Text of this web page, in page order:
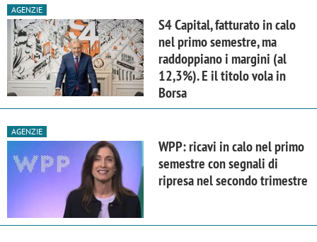
AGENZIE
S4 Capital, fatturato in calo
nel primo semestre, ma
raddoppiano i margini (al
12,3%). E il titolo vola in
Borsa
AGENZIE
WPP: ricavi in calo nel primo
semestre con segnali di
ripresa nel secondo trimestre